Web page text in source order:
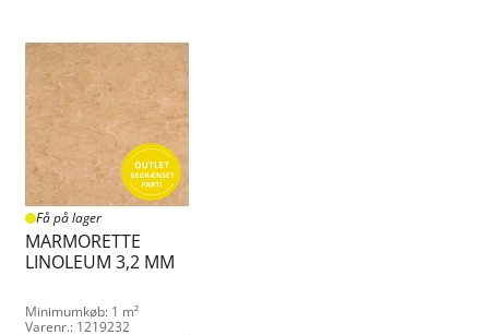
Få på lager
MARMORETTE
LINOLEUM 3,2 MM
Minimumkøb: 1 m²
Varenr.: 1219232